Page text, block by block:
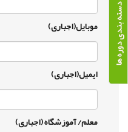
دسته بندی دوره ها موبایل(اجباری)
ایمیل(اجباری)
معلم/ آموزشگاه (اجباری)